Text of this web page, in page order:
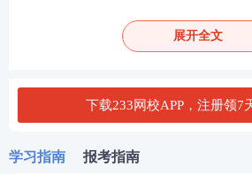
考试入口，千万不要进错哦~
展开全文
下载233网校APP，注册领7
学习指南 报考指南